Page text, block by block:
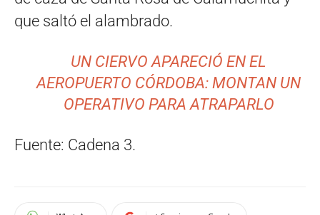
que saltó el alambrado.
UN CIERVO APARECIÓ EN EL
AEROPUERTO CÓRDOBA: MONTAN UN
OPERATIVO PARA ATRAPARLO
Fuente: Cadena 3.